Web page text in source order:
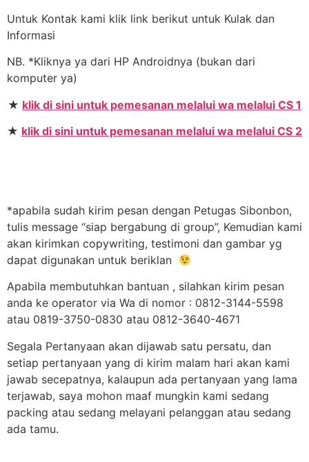
Untuk Kontak kami klik link berikut untuk Kulak dan
Informasi
NB. *Kliknya ya dari HP Androidnya (bukan dari
komputer ya)
★ klik di sini untuk pemesanan melalui wa melalui CS 1
★ klik di sini untuk pemesanan melalui wa melalui CS 2
*apabila sudah kirim pesan dengan Petugas Sibonbon,
tulis message “siap bergabung di group”, Kemudian kami
akan kirimkan copywriting, testimoni dan gambar yg
dapat digunakan untuk beriklan
Apabila membutuhkan bantuan , silahkan kirim pesan
anda ke operator via Wa di nomor : 0812-3144-5598
atau 0819-3750-0830 atau 0812-3640-4671
Segala Pertanyaan akan dijawab satu persatu, dan
setiap pertanyaan yang di kirim malam hari akan kami
jawab secepatnya, kalaupun ada pertanyaan yang lama
terjawab, saya mohon maaf mungkin kami sedang
packing atau sedang melayani pelanggan atau sedang
ada tamu.